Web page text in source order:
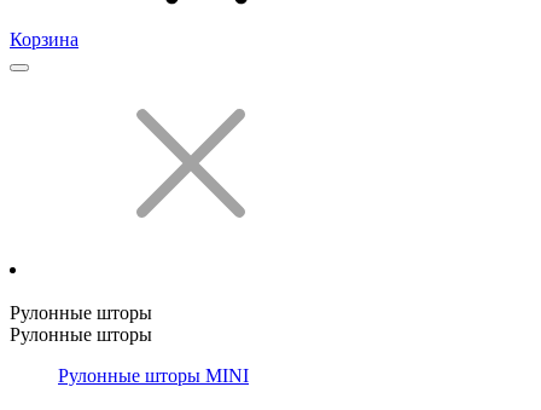
Корзина
Рулонные шторы
Рулонные шторы
Рулонные шторы MINI